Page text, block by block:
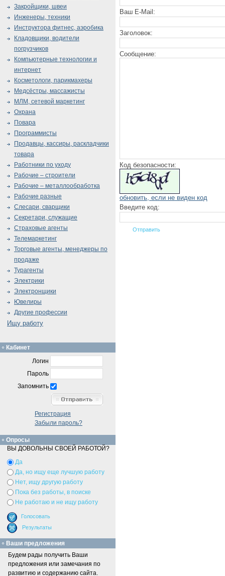
Ваш E-Mail:
Заголовок:
Сообщение:
Код безопасности:
обновить, если не виден код
Введите код:
Закройщики, швеи
Инженеры, техники
Инструктора фитнес, аэробика
Кладовщики, водители
погрузчиков
Компьютерные технологии и
интернет
Косметологи, парикмахеры
Медсёстры, массажисты
МЛМ, сетевой маркетинг
Охрана
Повара
Программисты
Продавцы, кассиры, раскладчики
товара
Работники по уходу
Рабочие – строители
Рабочие – металлообработка
Рабочие разные
Слесари, сварщики
Секретари, служащие
Страховые агенты
Телемаркетинг
Торговые агенты, менеджеры по
продаже
Турагенты
Электрики
Электронщики
Ювелиры
Другие профессии
Ищу работу
Кабинет
Логин
Пароль
Запомнить
Регистрация
Забыли пароль?
Опросы
ВЫ ДОВОЛЬНЫ СВОЕЙ РАБОТОЙ?
Да
Да, но ищу еще лучшую работу
Нет, ищу другую работу
Пока без работы, в поиске
Не работаю и не ищу работу
Ваши предложения
Будем рады получить Ваши
предложения или замечания по
развитию и содержанию сайта.